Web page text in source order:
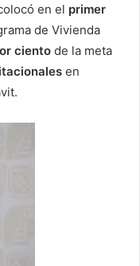
en el primer
de Vivienda
ciento de la meta
en